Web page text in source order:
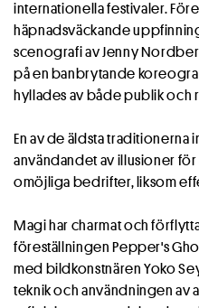
internationella festivaler.
häpnadsväckande
scenografi av Jenny
på en banbrytande
hyllades av både publik och
En av de äldsta traditionerna
användandet av illusioner för
omöjliga bedrifter, liksom
Magi har charmat och
föreställningen Pepper's
med bildkonstnären Yoko
teknik och användningen av